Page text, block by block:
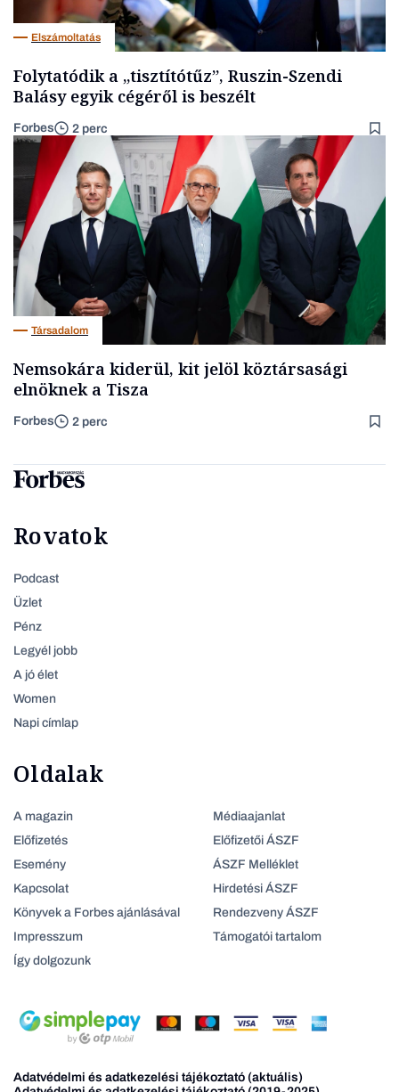
Elszámoltatás
Folytatódik a „tisztítótűz”, Ruszin-Szendi
Balásy egyik cégéről is beszélt
Forbes 2 perc
Társadalom
Nemsokára kiderül, kit jelöl köztársasági
elnöknek a Tisza
Forbes 2 perc
Rovatok
Podcast
Üzlet
Pénz
Legyél jobb
A jó élet
Women
Napi címlap
Oldalak
A magazin
Előfizetés
Esemény
Kapcsolat
Könyvek a Forbes ajánlásával
Impresszum
Így dolgozunk
Médiaajanlat
Előfizetői ÁSZF
ÁSZF Melléklet
Hirdetési ÁSZF
Rendezveny ÁSZF
Támogatói tartalom
Adatvédelmi és adatkezelési tájékoztató (aktuális)